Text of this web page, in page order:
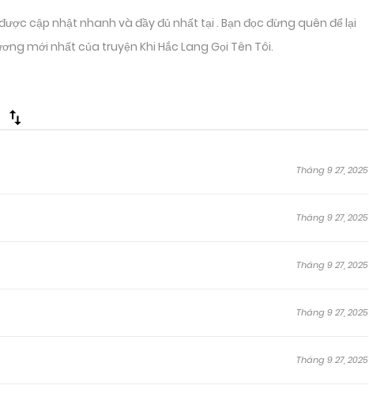
cập nhật nhanh và đầy đủ nhất tại . Bạn đọc đừng quên để lại
mới nhất của truyện Khi Hắc Lang Gọi Tên Tôi.
Tháng 9 27, 2025
Tháng 9 27, 2025
Tháng 9 27, 2025
Tháng 9 27, 2025
Tháng 9 27, 2025